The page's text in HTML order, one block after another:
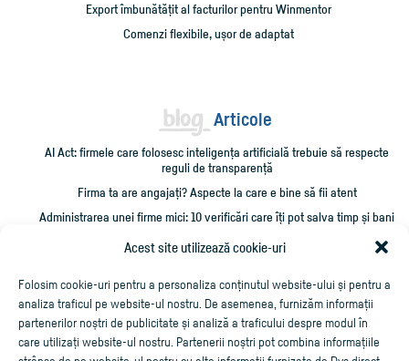
Acest site utilizează cookie-uri
Folosim cookie-uri pentru a personaliza conținutul website-ului și pentru a
analiza traficul pe website-ul nostru. De asemenea, furnizăm informații
partenerilor noștri de publicitate și analiză a traficului despre modul în
care utilizați website-ul nostru. Partenerii noștri pot combina informațiile
Export îmbunătățit al facturilor pentru Winmentor
Comenzi flexibile, ușor de adaptat
Articole
AI Act: firmele care folosesc inteligența artificială trebuie să respecte
reguli de transparență
Firma ta are angajați? Aspecte la care e bine să fii atent
Administrarea unei firme mici: 10 verificări care îți pot salva timp și bani
Cum împrumut firma cu bani și cum îmi recuperez creditarea?